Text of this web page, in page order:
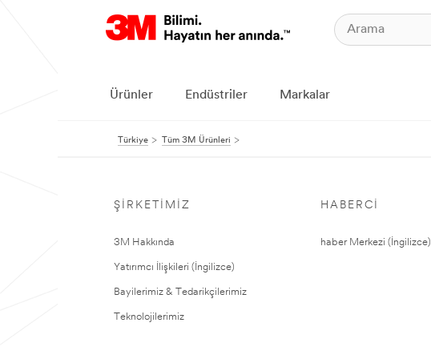
Ürünler Endüstriler Markalar
Türkiye Tüm 3M Ürünleri
ŞIRKETIMIZ
3M Hakkında
Yatırımcı İlişkileri (İngilizce)
Bayilerimiz & Tedarikçilerimiz
Teknolojilerimiz
HABERCI
haber Merkezi (İngilizce)